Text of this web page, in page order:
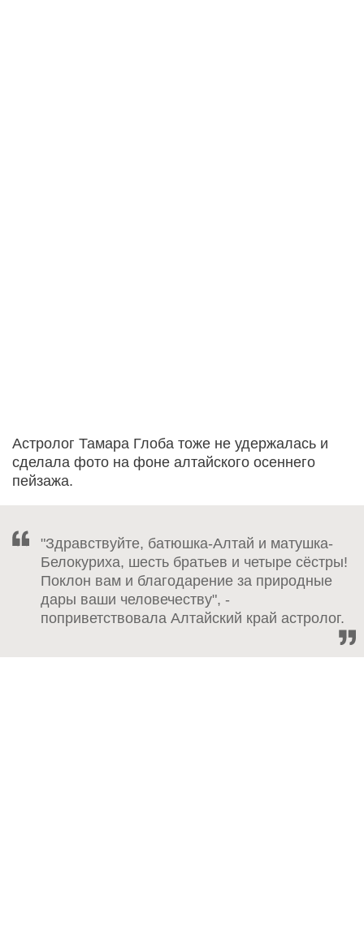
Астролог Тамара Глоба тоже не удержалась и
сделала фото на фоне алтайского осеннего
пейзажа.
"Здравствуйте, батюшка-Алтай и матушка-
Белокуриха, шесть братьев и четыре сёстры!
Поклон вам и благодарение за природные
дары ваши человечеству", -
поприветствовала Алтайский край астролог.